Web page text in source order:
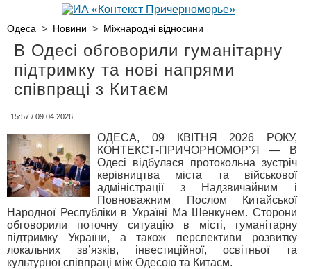
Одеса > Новини > Міжнародні відносини
В Одесі обговорили гуманітарну
підтримку та нові напрями
співпраці з Китаєм
15:57 / 09.04.2026
ОДЕСА, 09 КВІТНЯ 2026 РОКУ,
КОНТЕКСТ-ПРИЧОРНОМОР’Я — В
Одесі відбулася протокольна зустріч
керівництва міста та військової
адміністрації з Надзвичайним і
Повноважним Послом Китайської
Народної Республіки в Україні Ма Шенкунем. Сторони
обговорили поточну ситуацію в місті, гуманітарну
підтримку України, а також перспективи розвитку
локальних зв’язків, інвестиційної, освітньої та
культурної співпраці між Одесою та Китаєм.